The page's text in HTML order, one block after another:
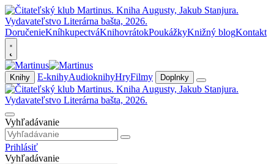
DoručenieKníhkupectváKnihovrátokPoukážkyKnižný blogKontakt
Knihy E-knihyAudioknihyHryFilmy Doplnky
Vyhľadávanie
Prihlásiť
Vyhľadávanie